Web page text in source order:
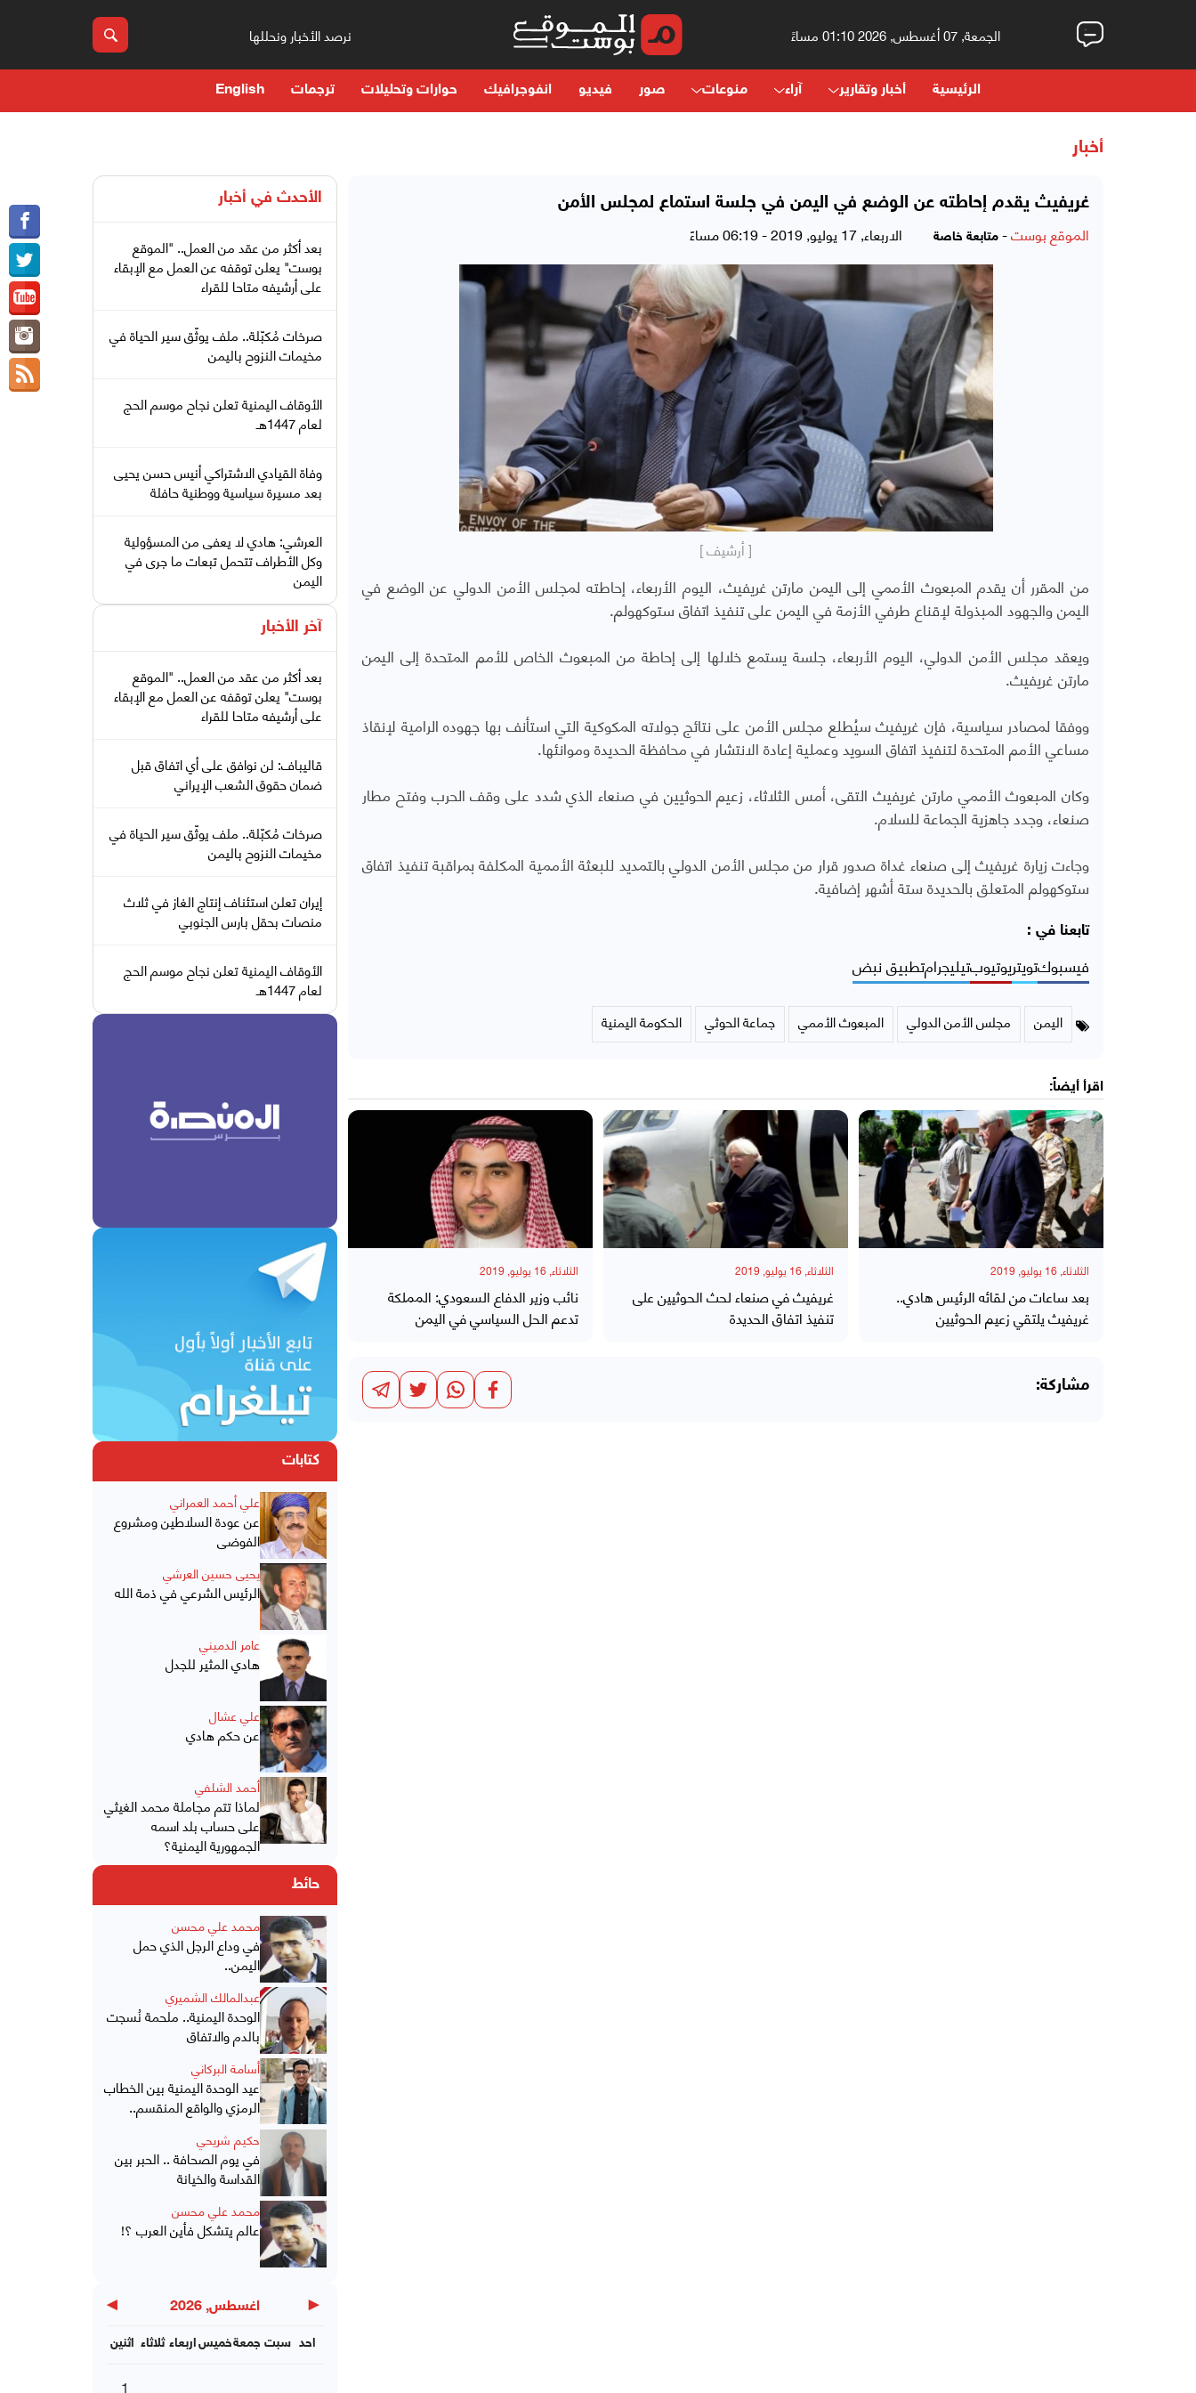
الجمعة, 07 أغسطس, 2026 01:10 مساءً نرصد الأخبار ونحللها
الرئيسية أخبار وتقارير آراء منوعات صور فيديو انفوجرافيك حوارات وتحليلات ترجمات English
أخبار
غريفيث يقدم إحاطته عن الوضع في اليمن في جلسة استماع لمجلس الأمن
الموقع بوست- متابعة خاصة الاربعاء, 17 يوليو, 2019 - 06:19 مساءً
[ أرشيف ]
من المقرر أن يقدم المبعوث الأممي إلى اليمن مارتن غريفيث، اليوم الأربعاء، إحاطته لمجلس الأمن الدولي عن الوضع في
اليمن والجهود المبذولةلإقناع طرفي الأزمة في اليمن على تنفيذ اتفاق ستوكهولم.
ويعقد مجلس الأمن الدولي، اليوم الأربعاء، جلسة يستمع خلالها إلى إحاطة من المبعوث الخاص للأمم المتحدة إلى اليمن
مارتن غريفيث.
ووفقا لمصادر سياسية، فإن غريفيث سيُطلع مجلس الأمن على نتائج جولاته المكوكية التي استأنف بها جهوده الرامية لإنقاذ
مساعي الأمم المتحدة لتنفيذ اتفاق السويد وعملية إعادة الانتشار في محافظة الحديدة وموانئها.
وكان المبعوث الأممي مارتن غريفيث التقى، أمس الثلاثاء، زعيم الحوثيين في صنعاء الذي شدد على وقف الحرب وفتح مطار
صنعاء، وجدد جاهزية الجماعة للسلام.
وجاءت زيارة غريفيث إلى صنعاء غداة صدور قرار من مجلس الأمن الدولي بالتمديد للبعثة الأممية المكلفة بمراقبة تنفيذ اتفاق
ستوكهولم المتعلق بالحديدة ستة أشهر إضافية.
تابعنا في :
فيسبوكتويتريوتيوبتيليجرامتطبيق نبض
اليمن مجلس الأمن الدولي المبعوث الأممي جماعة الحوثي الحكومة اليمنية
اقرأ أيضاً:
الثلاثاء, 16 يوليو, 2019
بعد ساعات من لقائه الرئيس هادي..
غريفيث يلتقي زعيم الحوثيين
الثلاثاء, 16 يوليو, 2019
غريفيث في صنعاء لحث الحوثيين على
تنفيذ اتفاق الحديدة
الثلاثاء, 16 يوليو, 2019
نائب وزير الدفاع السعودي: المملكة
تدعم الحل السياسي في اليمن
مشاركة:
الأحدث في أخبار
بعد أكثر من عقد من العمل.. "الموقع
بوست" يعلن توقفه عن العمل مع الإبقاء
على أرشيفه متاحا للقراء
صرخات مُكبّلة.. ملف يوثّق سير الحياة في
مخيمات النزوح باليمن
الأوقاف اليمنية تعلن نجاح موسم الحج
لعام 1447هـ
وفاة القيادي الاشتراكي أنيس حسن يحيى
بعد مسيرة سياسية ووطنية حافلة
العرشي: هادي لا يعفى من المسؤولية
وكل الأطراف تتحمل تبعات ما جرى في
اليمن
آخر الأخبار
بعد أكثر من عقد من العمل.. "الموقع
بوست" يعلن توقفه عن العمل مع الإبقاء
على أرشيفه متاحا للقراء
قاليباف: لن نوافق على أي اتفاق قبل
ضمان حقوق الشعب الإيراني
صرخات مُكبّلة.. ملف يوثّق سير الحياة في
مخيمات النزوح باليمن
إيران تعلن استئناف إنتاج الغاز في ثلاث
منصات بحقل بارس الجنوبي
الأوقاف اليمنية تعلن نجاح موسم الحج
لعام 1447هـ
كتابات
علي أحمد العمراني
عن عودة السلاطين ومشروع
الفوضى
يحيى حسين العرشي
الرئيس الشرعي في ذمة الله
عامر الدميني
هادي المثير للجدل
علي عشال
عن حكم هادي
أحمد الشلفي
لماذا تتم مجاملة محمد الغيثي
على حساب بلد اسمه
الجمهورية اليمنية؟
حائط
محمد علي محسن
في وداع الرجل الذي حمل
اليمن..
عبدالمالك الشميري
الوحدة اليمنية.. ملحمة نُسجت
بالدم والاتفاق
أسامة البركاني
عيد الوحدة اليمنية بين الخطاب
الرمزي والواقع المنقسم..
حكيم شريحي
في يوم الصحافة .. الحبر بين
القداسة والخيانة
محمد علي محسن
عالم يتشكل فأين العرب ؟!
◀ اغسطس, 2026 ▶
اثنين ثلاثاء اربعاءخميسجمعة سبت احد
1